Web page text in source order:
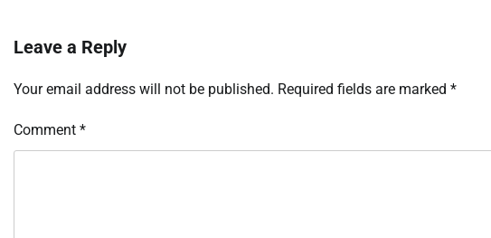
Leave a Reply
Your email address will not be published. Required fields are marked *
Comment *